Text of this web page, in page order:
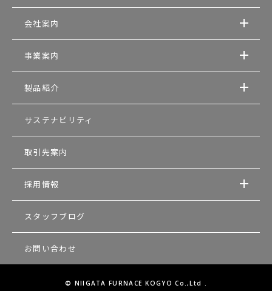
会社案内
事業案内
製品紹介
サステナビリティ
取引先案内
採用情報
スタッフブログ
お問い合わせ
© NIIGATA FURNACE KOGYO Co.,Ltd .